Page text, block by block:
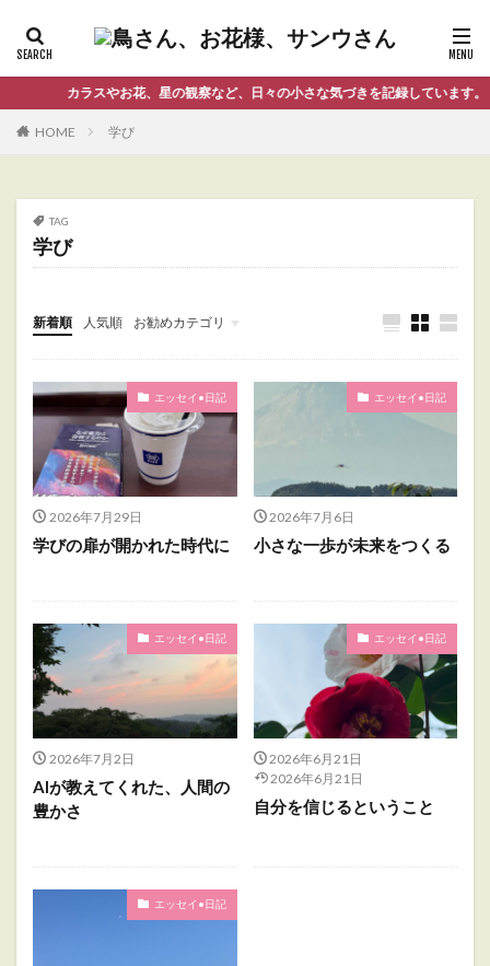
カラスやお花、星の観察など、日々の小さな気づきを記録しています。
HOME 学び
TAG
学び
新着順 人気順 お勧めカテゴリ
Uncategorized
エッセイ•日記
2026年7月29日
学びの扉が開かれた時代に
エッセイ•日記
2026年7月6日
小さな一歩が未来をつくる
エッセイ•日記
2026年7月2日
AIが教えてくれた、人間の
豊かさ
エッセイ•日記
2026年6月21日
2026年6月21日
自分を信じるということ
エッセイ•日記